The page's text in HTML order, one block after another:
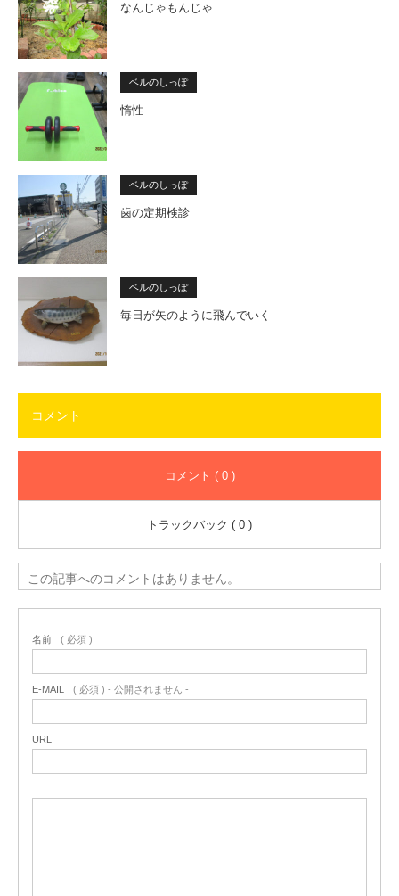
なんじゃもんじゃ
ベルのしっぽ
惰性
ベルのしっぽ
歯の定期検診
ベルのしっぽ
毎日が矢のように飛んでいく
コメント
コメント ( 0 )
トラックバック ( 0 )
この記事へのコメントはありません。
名前 ( 必須 )
E-MAIL ( 必須 ) - 公開されません -
URL